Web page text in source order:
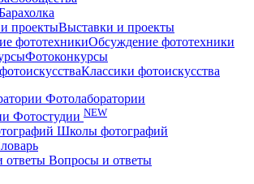
Выставки и проекты
Обсуждение фототехники
Фотоконкурсы
Классики фотоискусства
Фотолаборатории
Фотостудии NEW
Школы фотографий
Вопросы и ответы